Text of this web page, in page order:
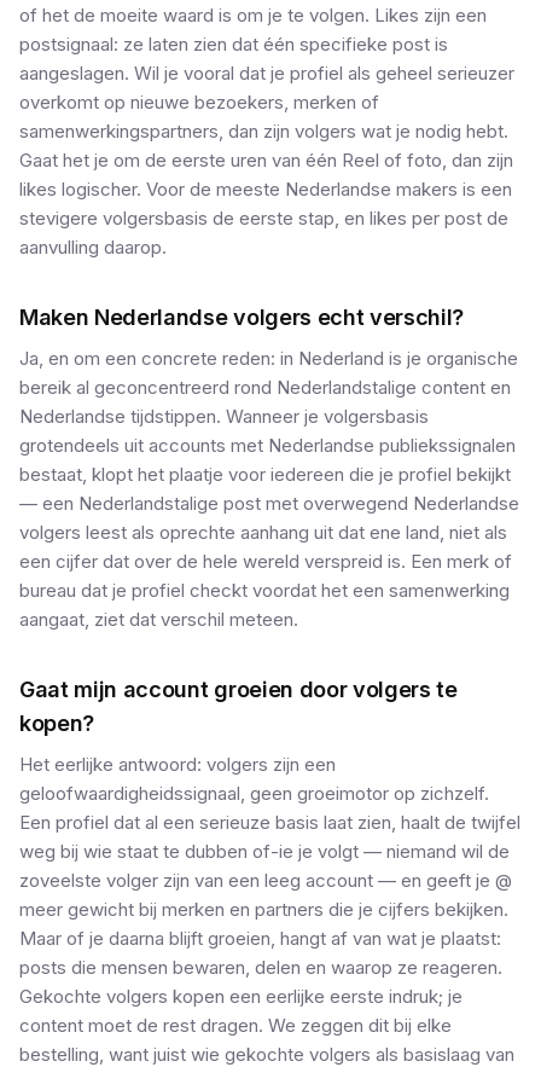
of het de moeite waard is om je te volgen. Likes zijn een
postsignaal: ze laten zien dat één specifieke post is
aangeslagen. Wil je vooral dat je profiel als geheel serieuzer
overkomt op nieuwe bezoekers, merken of
samenwerkingspartners, dan zijn volgers wat je nodig hebt.
Gaat het je om de eerste uren van één Reel of foto, dan zijn
likes logischer. Voor de meeste Nederlandse makers is een
stevigere volgersbasis de eerste stap, en likes per post de
aanvulling daarop.
Maken Nederlandse volgers echt verschil?
Ja, en om een concrete reden: in Nederland is je organische
bereik al geconcentreerd rond Nederlandstalige content en
Nederlandse tijdstippen. Wanneer je volgersbasis
grotendeels uit accounts met Nederlandse publiekssignalen
bestaat, klopt het plaatje voor iedereen die je profiel bekijkt
— een Nederlandstalige post met overwegend Nederlandse
volgers leest als oprechte aanhang uit dat ene land, niet als
een cijfer dat over de hele wereld verspreid is. Een merk of
bureau dat je profiel checkt voordat het een samenwerking
aangaat, ziet dat verschil meteen.
Gaat mijn account groeien door volgers te
kopen?
Het eerlijke antwoord: volgers zijn een
geloofwaardigheidssignaal, geen groeimotor op zichzelf.
Een profiel dat al een serieuze basis laat zien, haalt de twijfel
weg bij wie staat te dubben of-ie je volgt — niemand wil de
zoveelste volger zijn van een leeg account — en geeft je @
meer gewicht bij merken en partners die je cijfers bekijken.
Maar of je daarna blijft groeien, hangt af van wat je plaatst:
posts die mensen bewaren, delen en waarop ze reageren.
Gekochte volgers kopen een eerlijke eerste indruk; je
content moet de rest dragen. We zeggen dit bij elke
bestelling, want juist wie gekochte volgers als basislaag van